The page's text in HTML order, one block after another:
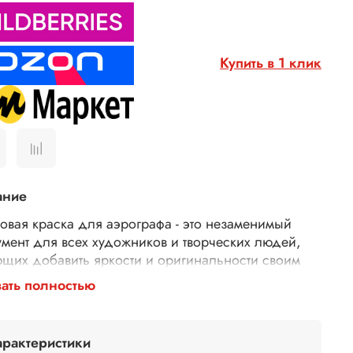
Купить в 1 клик
краска для аэрографа - это незаменимый
для всех художников и творческих людей,
добавить яркости и оригинальности своим
Акриловая краска для аэрографа является
универсальным материалом, подходящим для
дерево, металл и пластик. Она также может быть
полностью